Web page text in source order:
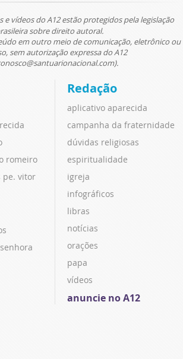
e vídeos do A12 estão protegidos pela legislação
sobre direito autoral.
em outro meio de comunicação, eletrônico ou
sem autorização expressa do A12
romeiro
pe. vitor
Redação
aplicativo aparecida
campanha da fraternidade
dúvidas religiosas
espiritualidade
igreja
infográficos
libras
notícias
orações
papa
vídeos
anuncie no A12